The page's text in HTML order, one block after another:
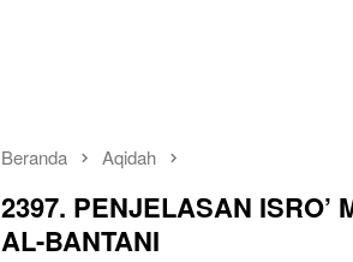
Beranda Aqidah
2397. PENJELASAN ISRO’
AL-BANTANI